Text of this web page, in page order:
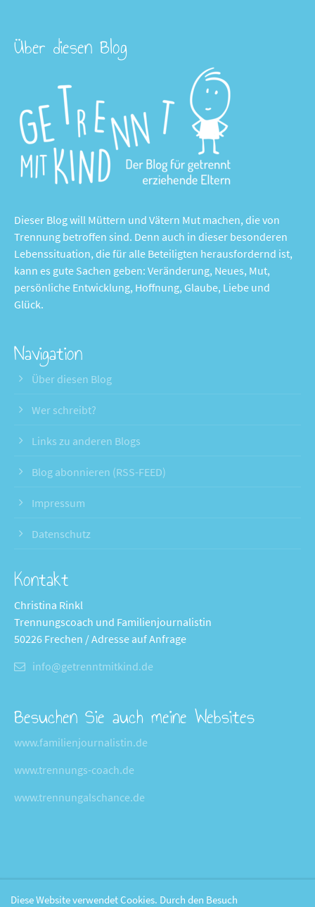
Über diesen Blog
Dieser Blog will Müttern und Vätern Mut machen, die von
Trennung betroffen sind. Denn auch in dieser besonderen
Lebenssituation, die für alle Beteiligten herausfordernd ist,
kann es gute Sachen geben: Veränderung, Neues, Mut,
persönliche Entwicklung, Hoffnung, Glaube, Liebe und
Glück.
Navigation
Über diesen Blog
Wer schreibt?
Links zu anderen Blogs
Blog abonnieren (RSS-FEED)
Impressum
Datenschutz
Kontakt
Christina Rinkl
Trennungscoach und Familienjournalistin
50226 Frechen / Adresse auf Anfrage
info@getrenntmitkind.de
Besuchen Sie auch meine Websites
www.familienjournalistin.de
www.trennungs-coach.de
www.trennungalschance.de
Diese Website verwendet Cookies. Durch den Besuch